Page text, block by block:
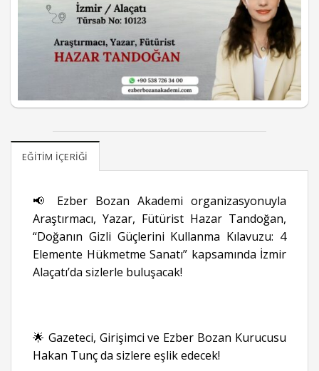
EĞITIM İÇERIĞI
📢 Ezber Bozan Akademi organizasyonuyla
Araştırmacı, Yazar, Fütürist Hazar Tandoğan,
“Doğanın Gizli Güçlerini Kullanma Kılavuzu: 4
Elemente Hükmetme Sanatı” kapsamında İzmir
Alaçatı’da sizlerle buluşacak!
🌟 Gazeteci, Girişimci ve Ezber Bozan Kurucusu
Hakan Tunç da sizlere eşlik edecek!